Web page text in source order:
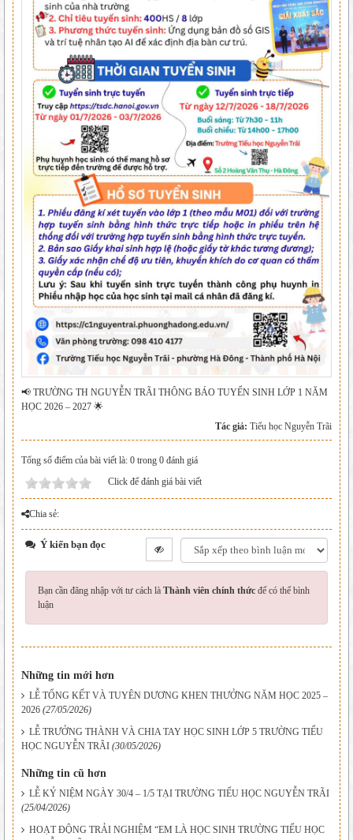
📢 TRƯỜNG TH NGUYỄN TRÃI THÔNG BÁO TUYỂN SINH LỚP 1 NĂM
HỌC 2026 – 2027 🌟
Tác giả: Tiểu học Nguyễn Trãi
Tổng số điểm của bài viết là: 0 trong 0 đánh giá
Click để đánh giá bài viết
Chia sẻ:
Ý kiến bạn đọc
Bạn cần đăng nhập với tư cách là Thành viên chính thức để có thể bình
luận
Những tin mới hơn
LỄ TỔNG KẾT VÀ TUYÊN DƯƠNG KHEN THƯỞNG NĂM HỌC 2025 –
2026 (27/05/2026)
LỄ TRƯỞNG THÀNH VÀ CHIA TAY HỌC SINH LỚP 5 TRƯỜNG TIỂU
HỌC NGUYỄN TRÃI (30/05/2026)
Những tin cũ hơn
LỄ KỶ NIỆM NGÀY 30/4 – 1/5 TẠI TRƯỜNG TIỂU HỌC NGUYỄN TRÃI
(25/04/2026)
HOẠT ĐỘNG TRẢI NGHIỆM “EM LÀ HỌC SINH TRƯỜNG TIỂU HỌC